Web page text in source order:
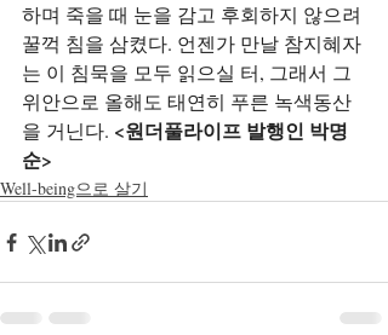
하며 죽을 때 눈을 감고 후회하지 않으려
꿀꺽 침을 삼켰다. 언젠가 만날 참지혜자
는 이 침묵을 모두 읽으실 터, 그래서 그
위안으로 올해도 태연히 푸른 녹색동산
을 거닌다. <원더풀라이프 발행인 박명
순>
Well-being으로 살기